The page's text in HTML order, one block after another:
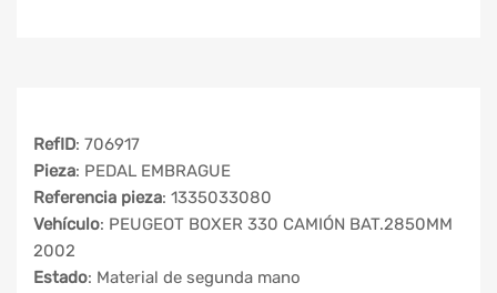
RefID: 706917
Pieza: PEDAL EMBRAGUE
Referencia pieza: 1335033080
Vehículo: PEUGEOT BOXER 330 CAMIÓN BAT.2850MM
2002
Estado: Material de segunda mano